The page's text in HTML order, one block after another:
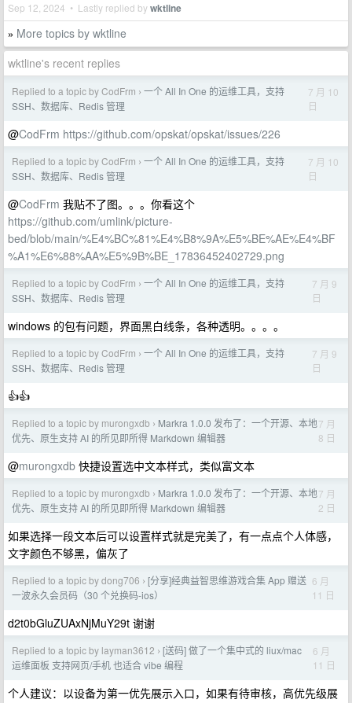
Sep 12, 2024 • Lastly replied bywktline
» More topics by wktline
wktline's recent replies
Replied to a topic by CodFrm › 一个 All In One 的运维工具，支持
SSH、数据库、Redis 管理
7 月 10
日
@CodFrm https://github.com/opskat/opskat/issues/226
Replied to a topic by CodFrm › 一个 All In One 的运维工具，支持
SSH、数据库、Redis 管理
7 月 10
日
@CodFrm 我贴不了图。。。你看这个
https://github.com/umlink/picture-
bed/blob/main/%E4%BC%81%E4%B8%9A%E5%BE%AE%E4%BF
%A1%E6%88%AA%E5%9B%BE_17836452402729.png
Replied to a topic by CodFrm › 一个 All In One 的运维工具，支持
SSH、数据库、Redis 管理
7 月 9
日
windows 的包有问题，界面黑白线条，各种透明。。。。
Replied to a topic by CodFrm › 一个 All In One 的运维工具，支持
SSH、数据库、Redis 管理
7 月 9
日
👍👍
Replied to a topic by murongxdb › Markra 1.0.0 发布了：一个开源、本地
优先、原生支持 AI 的所见即所得 Markdown 编辑器
7 月
8 日
@murongxdb 快捷设置选中文本样式，类似富文本
Replied to a topic by murongxdb › Markra 1.0.0 发布了：一个开源、本地
优先、原生支持 AI 的所见即所得 Markdown 编辑器
7 月
2 日
如果选择一段文本后可以设置样式就是完美了，有一点点个人体感，
文字颜色不够黑，偏灰了
Replied to a topic by dong706 › [分享]经典益智思维游戏合集 App 赠送
一波永久会员码（30 个兑换码-ios）
6 月
11 日
d2t0bGluZUAxNjMuY29t 谢谢
Replied to a topic by layman3612 › [送码] 做了一个集中式的 liux/mac
运维面板 支持网页/手机 也适合 vibe 编程
6 月
11 日
个人建议：以设备为第一优先展示入口，如果有待审核，高优先级展